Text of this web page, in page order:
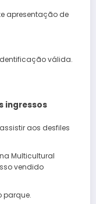
apresentação de
válida.
ingressos
aos desfiles
Multicultural
vendido
parque.